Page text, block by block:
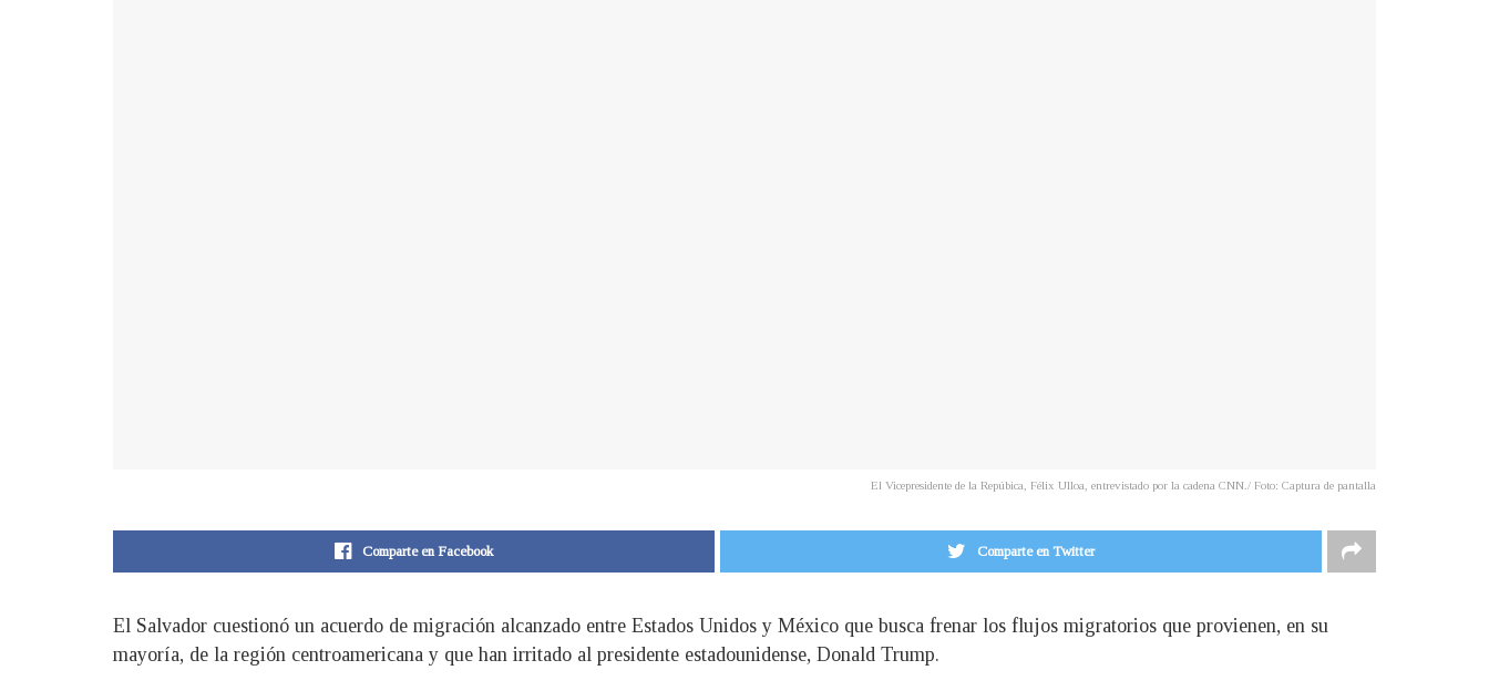
El Vicepresidente de la Repúbica, Félix Ulloa, entrevistado por la cadena CNN./ Foto: Captura de pantalla
Comparte en Facebook Comparte en Twitter
El Salvador cuestionó un acuerdo de migración alcanzado entre Estados Unidos y México que busca frenar los flujos migratorios que provienen, en su
mayoría, de la región centroamericana y que han irritado al presidente estadounidense, Donald Trump.